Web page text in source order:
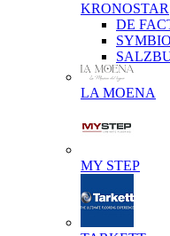
KRONOSTAR
DE
SYMBIO
LA MOENA
MY STEP